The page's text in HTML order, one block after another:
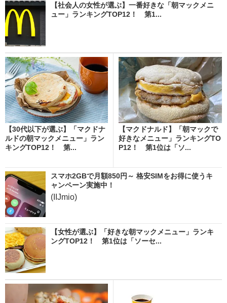
【社会人の女性が選ぶ】一番好きな「朝マックメニ
ュー」ランキングTOP12！ 第1...
【30代以下が選ぶ】「マクドナ
ルドの朝マックメニュー」ラン
キングTOP12！ 第...
【マクドナルド】「朝マックで
好きなメニュー」ランキングTO
P12！ 第1位は「ソ...
スマホ2GBで月額850円～ 格安SIMをお得に使うキ
ャンペーン実施中！
(IIJmio)
【女性が選ぶ】「好きな朝マックメニュー」ランキ
ングTOP12！ 第1位は「ソーセ...